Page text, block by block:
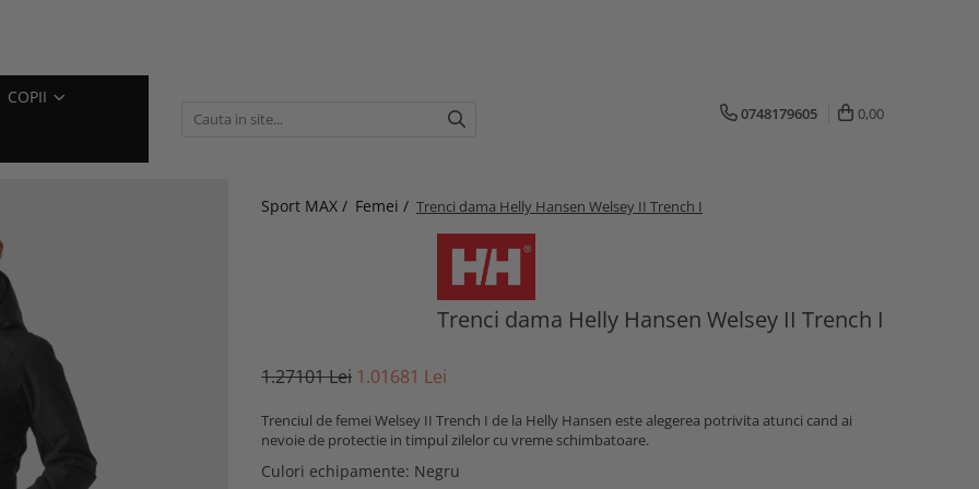
COPII
0748179605 0,00
Sport MAX / Femei / Trenci dama Helly Hansen Welsey II Trench I
Trenci dama Helly Hansen Welsey II Trench I
1.27101Lei 1.01681 Lei
Trenciul de femei Welsey II Trench I de la Helly Hansen este alegerea potrivita atunci cand ai
nevoie de protectie in timpul zilelor cu vreme schimbatoare.
Culori echipamente: Negru